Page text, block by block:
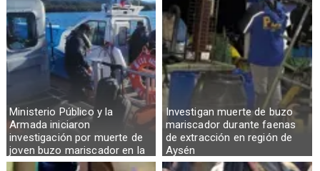
Ministerio Público y la
Armada iniciaron
investigación por muerte de
joven buzo mariscador en la
Región de Aysén
Investigan muerte de buzo
mariscador durante faenas
de extracción en región de
Aysén